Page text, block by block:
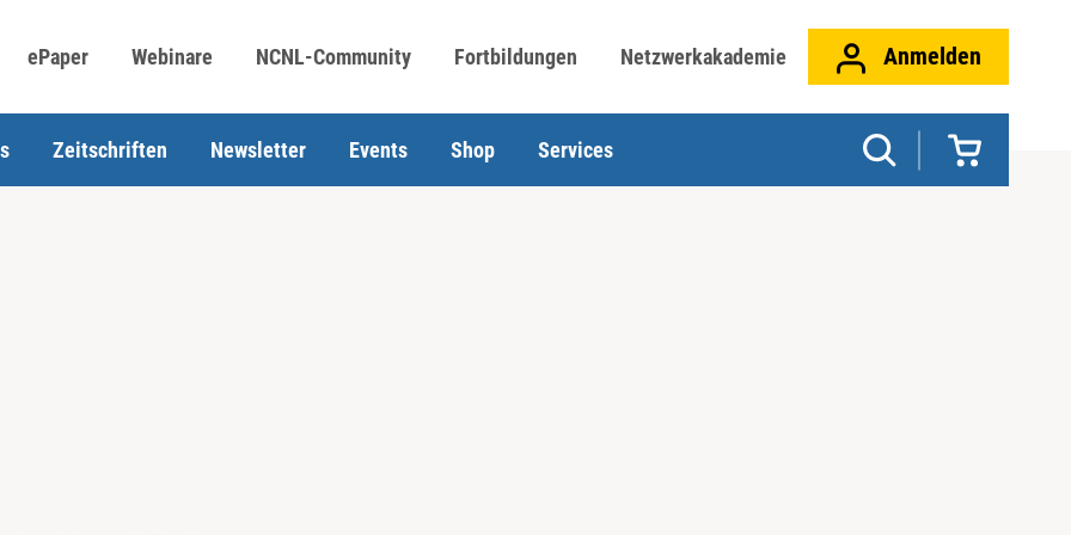
ePaper Webinare NCNL-Community Fortbildungen Netzwerkakademie Anmelden
Zeitschriften Newsletter Events Shop Services